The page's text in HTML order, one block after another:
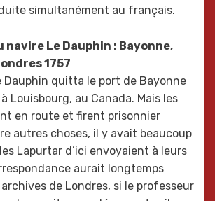
simultanément au français.
Le Dauphin : Bayonne,
1757
Dauphin quitta le port de Bayonne
Louisbourg, au Canada. Mais les
en route et firent prisonnier
autres choses, il y avait beaucoup
Lapurtar d’ici envoyaient à leurs
aurait longtemps
de Londres, si le professeur